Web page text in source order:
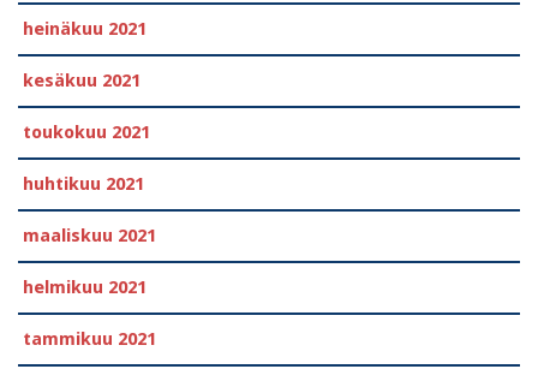
heinäkuu 2021
kesäkuu 2021
toukokuu 2021
huhtikuu 2021
maaliskuu 2021
helmikuu 2021
tammikuu 2021